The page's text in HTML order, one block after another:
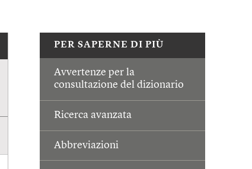
PER SAPERNE DI PIÙ
Avvertenze per la
consultazione del dizionario
Ricerca avanzata
Abbreviazioni